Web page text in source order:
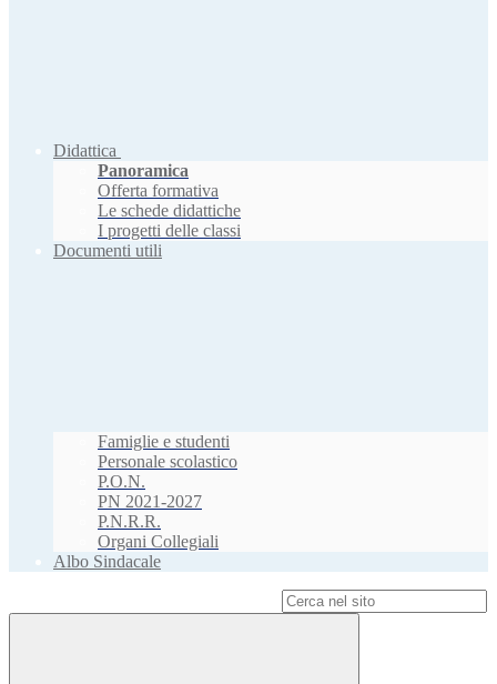
Didattica
Panoramica
Offerta formativa
Le schede didattiche
I progetti delle classi
Documenti utili
Famiglie e studenti
Personale scolastico
P.O.N.
PN 2021-2027
P.N.R.R.
Organi Collegiali
Albo Sindacale